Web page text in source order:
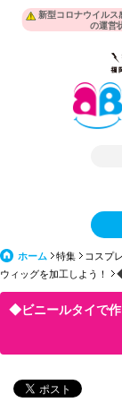
新型コロナウイル
の運営
ホーム 特集 コスプ
ウィッグを加工しよう！
◆ビニールタイで